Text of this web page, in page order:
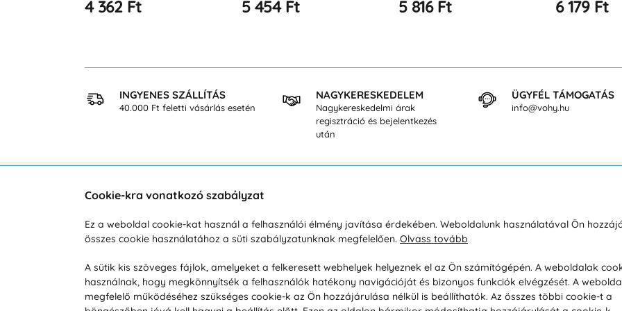
4 362 Ft 5 454 Ft 5 816 Ft 6 179 Ft
INGYENES SZÁLLÍTÁS
40.000 Ft feletti vásárlás esetén
NAGYKERESKEDELEM
Nagykereskedelmi árak
regisztráció és bejelentkezés
után
ÜGYFÉL TÁMOGATÁS
info@vohy.hu
Hétköznap 8:00-tól 16:00-ig
info@vohy.hu
Reklamáció / Áru visszaküldése
Szállítás és fizetés
Üzleti feltételek
Visszaküldési politika
Társaságról
Magánélet
Tanácsadó iroda
Cookie-kra vonatkozó szabályzat
Ez a weboldal cookie-kat használ a felhasználói élmény javítása érdekében. Weboldalunk használatával Ön
összes cookie használatához a süti szabályzatunknak megfelelően. Olvass tovább
A sütik kis szöveges fájlok, amelyeket a felkeresett webhelyek helyeznek el az Ön számítógépén. A weboldalak
használnak, hogy megkönnyítsék a felhasználók hatékony navigációját és bizonyos funkciók elvégzését. A
megfelelő működéséhez szükséges cookie-k az Ön hozzájárulása nélkül is beállíthatók. Az összes többi cookie-t a